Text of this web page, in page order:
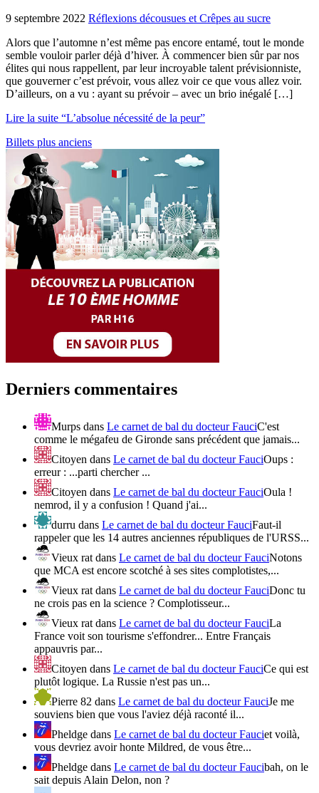
9 septembre 2022 Réflexions décousues et Crêpes au sucre
Alors que l’automne n’est même pas encore entamé, tout le monde
semble vouloir parler déjà d’hiver. À commencer bien sûr par nos
élites qui nous rappellent, par leur incroyable talent prévisionniste,
que gouverner c’est prévoir, vous allez voir ce que vous allez voir.
D’ailleurs, on a vu : ayant su prévoir – avec un brio inégalé […]
Lire la suite “L’absolue nécessité de la peur”
Billets plus anciens
Derniers commentaires
Murps dans Le carnet de bal du docteur FauciC'est
comme le mégafeu de Gironde sans précédent que jamais...
Citoyen dans Le carnet de bal du docteur FauciOups :
erreur : ...parti chercher ...
Citoyen dans Le carnet de bal du docteur FauciOula !
nemrod, il y a confusion ! Quand j'ai...
durru dans Le carnet de bal du docteur FauciFaut-il
rappeler que les 14 autres anciennes républiques de l'URSS...
Vieux rat dans Le carnet de bal du docteur FauciNotons
que MCA est encore scotché à ses sites complotistes,...
Vieux rat dans Le carnet de bal du docteur FauciDonc tu
ne crois pas en la science ? Complotisseur...
Vieux rat dans Le carnet de bal du docteur FauciLa
France voit son tourisme s'effondrer... Entre Français
appauvris par...
Citoyen dans Le carnet de bal du docteur FauciCe qui est
plutôt logique. La Russie n'est pas un...
Pierre 82 dans Le carnet de bal du docteur FauciJe me
souviens bien que vous l'aviez déjà raconté il...
Pheldge dans Le carnet de bal du docteur Fauciet voilà,
vous devriez avoir honte Mildred, de vous être...
Pheldge dans Le carnet de bal du docteur Faucibah, on le
sait depuis Alain Delon, non ?